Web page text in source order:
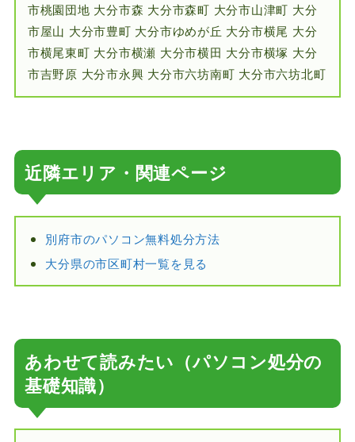
市桃園団地 大分市森 大分市森町 大分市山津町 大分
市屋山 大分市豊町 大分市ゆめが丘 大分市横尾 大分
市横尾東町 大分市横瀬 大分市横田 大分市横塚 大分
市吉野原 大分市永興 大分市六坊南町 大分市六坊北町
近隣エリア・関連ページ
別府市のパソコン無料処分方法
大分県の市区町村一覧を見る
あわせて読みたい（パソコン処分の
基礎知識）